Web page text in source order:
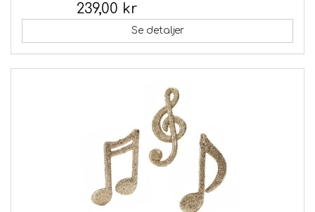
239,00 kr
Se detaljer